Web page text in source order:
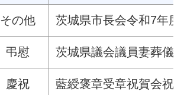
その他 茨城県市長会令和7年
弔慰 茨城県議会議員妻葬儀
慶祝 藍綬褒章受章祝賀会祝